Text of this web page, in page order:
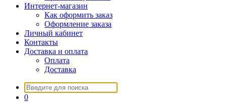
Интернет-магазин
Как оформить заказ
Оформление заказа
Личный кабинет
Контакты
Доставка и оплата
Оплата
Доставка
Искать:
0